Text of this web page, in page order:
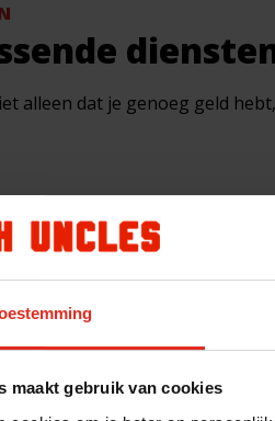
maakt gebruik van cookies
alleen dat je genoeg geld